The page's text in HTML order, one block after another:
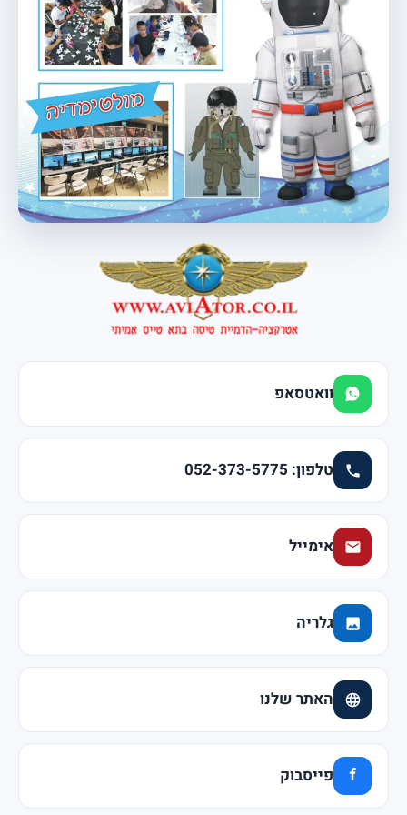
וואטסאפ
טלפון: 052-373-5775
אימייל
גלריה
האתר שלנו
פייסבוק